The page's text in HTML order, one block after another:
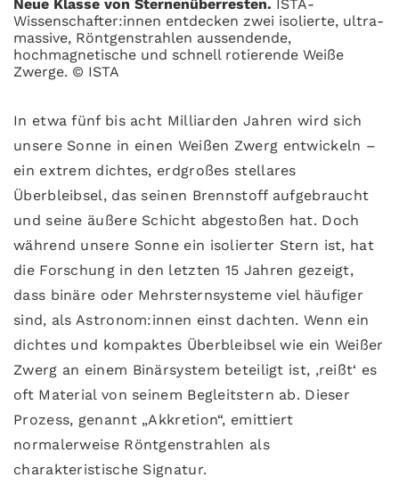
Neue Klasse von Sternenüberresten. ISTA-
Wissenschafter:innen entdecken zwei isolierte, ultra-
massive, Röntgenstrahlen aussendende,
hochmagnetische und schnell rotierende Weiße
Zwerge. © ISTA
In etwa fünf bis acht Milliarden Jahren wird sich
unsere Sonne in einen Weißen Zwerg entwickeln –
ein extrem dichtes, erdgroßes stellares
Überbleibsel, das seinen Brennstoff aufgebraucht
und seine äußere Schicht abgestoßen hat. Doch
während unsere Sonne ein isolierter Stern ist, hat
die Forschung in den letzten 15 Jahren gezeigt,
dass binäre oder Mehrsternsysteme viel häufiger
sind, als Astronom:innen einst dachten. Wenn ein
dichtes und kompaktes Überbleibsel wie ein Weißer
Zwerg an einem Binärsystem beteiligt ist, ‚reißt‘ es
oft Material von seinem Begleitstern ab. Dieser
Prozess, genannt „Akkretion“, emittiert
normalerweise Röntgenstrahlen als
charakteristische Signatur.